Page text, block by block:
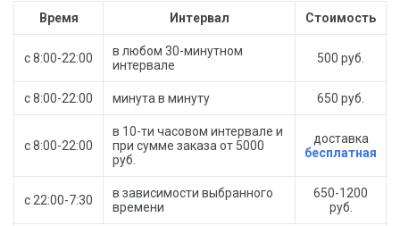
Время Интервал Стоимость
с 8:00-22:00
в любом 30-минутном
интервале
500 руб.
с 8:00-22:00 минута в минуту 650 руб.
с 8:00-22:00
в 10-ти часовом интервале и
при сумме заказа от 5000
руб.
доставка
бесплатная
с 22:00-7:30
в зависимости выбранного
времени
650-1200
руб.